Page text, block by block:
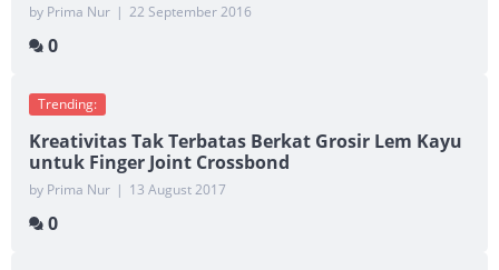
by Prima Nur | 22 September 2016
0
Trending:
Kreativitas Tak Terbatas Berkat Grosir Lem Kayu
untuk Finger Joint Crossbond
by Prima Nur | 13 August 2017
0